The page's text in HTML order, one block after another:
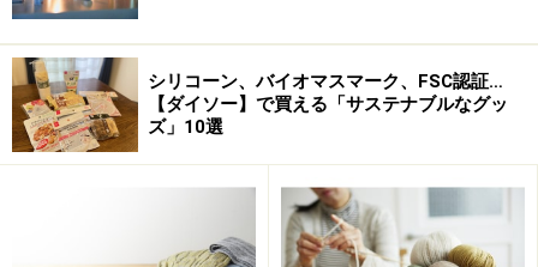
シリコーン、バイオマスマーク、FSC認証…
【ダイソー】で買える「サステナブルなグッ
ズ」10選